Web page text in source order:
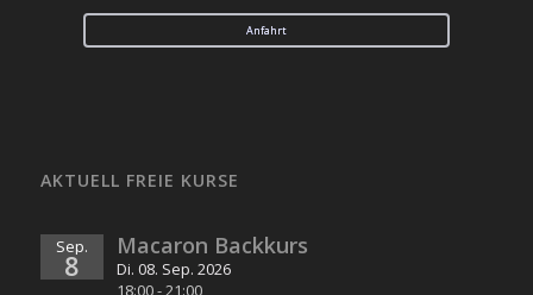
Anfahrt
AKTUELL FREIE KURSE
Sep.
8
Macaron Backkurs
Di. 08. Sep. 2026
18:00-21:00